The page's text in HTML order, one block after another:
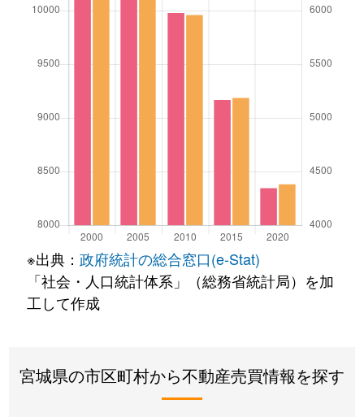
※出典： 政府統計の総合窓口(e-Stat)
「社会・人口統計体系」（総務省統計局）を加
工して作成
宮城県の市区町村から不動産売買情報を探す